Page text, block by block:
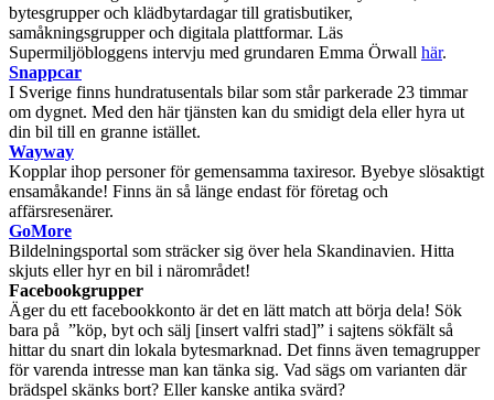
bytesgrupper och klädbytardagar till gratisbutiker,
samåkningsgrupper och digitala plattformar. Läs
Supermiljöbloggens intervju med grundaren Emma Örwall här.
Snappcar
I Sverige finns hundratusentals bilar som står parkerade 23 timmar
om dygnet. Med den här tjänsten kan du smidigt dela eller hyra ut
din bil till en granne istället.
Wayway
Kopplar ihop personer för gemensamma taxiresor. Byebye slösaktigt
ensamåkande! Finns än så länge endast för företag och
affärsresenärer.
GoMore
Bildelningsportal som sträcker sig över hela Skandinavien. Hitta
skjuts eller hyr en bil i närområdet!
Facebookgrupper
Äger du ett facebookkonto är det en lätt match att börja dela! Sök
bara på ”köp, byt och sälj [insert valfri stad]” i sajtens sökfält så
hittar du snart din lokala bytesmarknad. Det finns även temagrupper
för varenda intresse man kan tänka sig. Vad sägs om varianten där
brädspel skänks bort? Eller kanske antika svärd?